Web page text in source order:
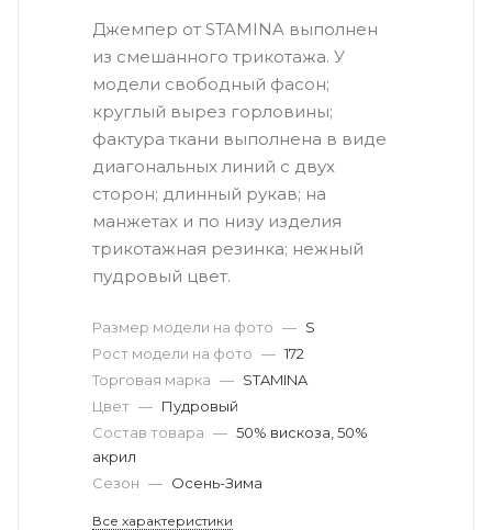
Джемпер от STAMINA выполнен
из смешанного трикотажа. У
модели свободный фасон;
круглый вырез горловины;
фактура ткани выполнена в виде
диагональных линий с двух
сторон; длинный рукав; на
манжетах и по низу изделия
трикотажная резинка; нежный
пудровый цвет.
Размер модели на фото — S
Рост модели на фото — 172
Торговая марка — STAMINA
Цвет — Пудровый
Состав товара — 50% вискоза, 50%
акрил
Сезон — Осень-Зима
Все характеристики